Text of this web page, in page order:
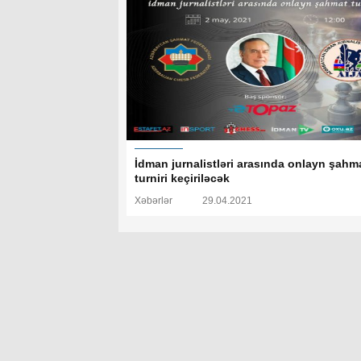
İdman jurnalistləri arasında onlayn
turniri keçiriləcək
Xəbərlər 29.04.2021